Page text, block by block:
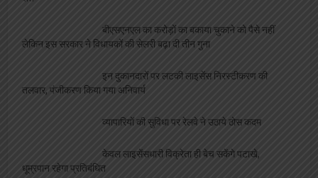
बीएसएनएल का करोड़ों का बकाया चुकाने को पैसे नहीं
लेकिन इस सरकार ने विधायकों की सेलरी बढ़ा दी तीन गुना
इन दुकानदारों पर लटकी लाइसेंस निरस्टीकरण की
तलवार, पंजीकरण किया गया अनिवार्य
व्यापारियों की सुविधा पर रेलवे ने उठाये ठोस कदम
केवल लाइसेंसधारी विक्रेता ही बेच सकेंगे पटाखे,
धूम्रपान रहेगा प्रतिबंधित